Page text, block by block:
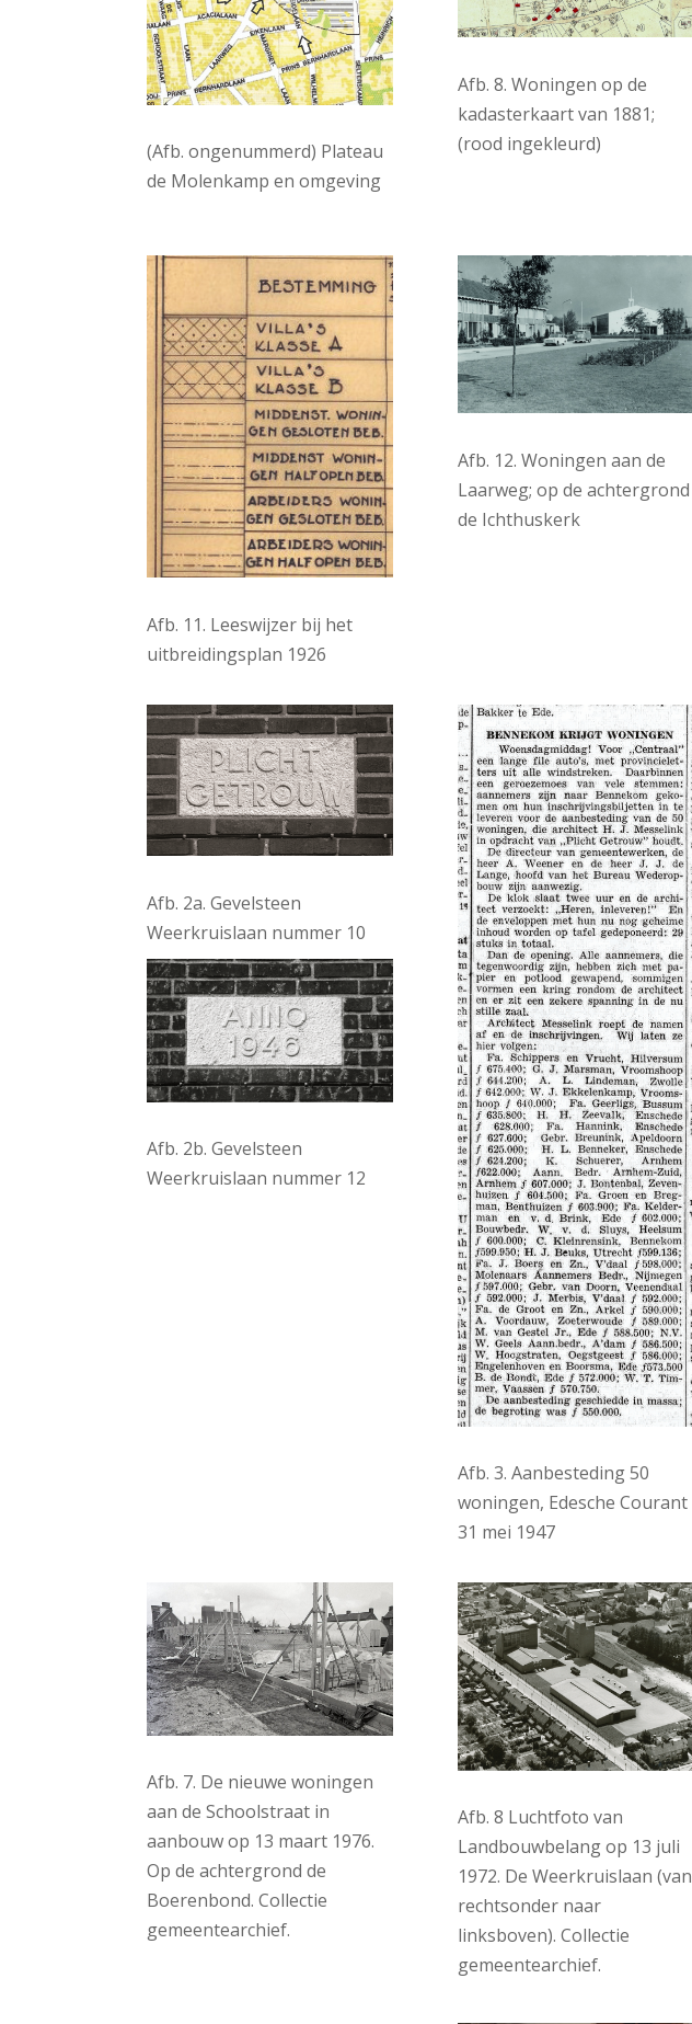
(Afb. ongenummerd) Plateau
de Molenkamp en omgeving
Afb. 8. Woningen op de
kadasterkaart van 1881;
(rood ingekleurd)
Afb. 11. Leeswijzer bij het
uitbreidingsplan 1926
Afb. 12. Woningen aan de
Laarweg; op de achtergrond
de Ichthuskerk
Afb. 2a. Gevelsteen
Weerkruislaan nummer 10
Afb. 2b. Gevelsteen
Weerkruislaan nummer 12
Afb. 3. Aanbesteding 50
woningen, Edesche Courant
31 mei 1947
Afb. 7. De nieuwe woningen
aan de Schoolstraat in
aanbouw op 13 maart 1976.
Op de achtergrond de
Boerenbond. Collectie
gemeentearchief.
Afb. 8 Luchtfoto van
Landbouwbelang op 13 juli
1972. De Weerkruislaan (van
rechtsonder naar
linksboven). Collectie
gemeentearchief.